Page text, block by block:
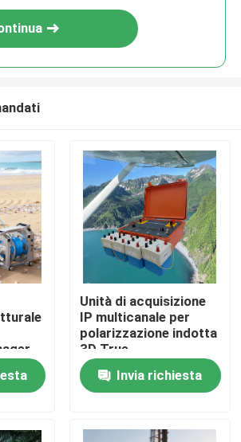
Unità di acquisizione
IP multicanale per
polarizzazione indotta
3D True
Invia richiesta